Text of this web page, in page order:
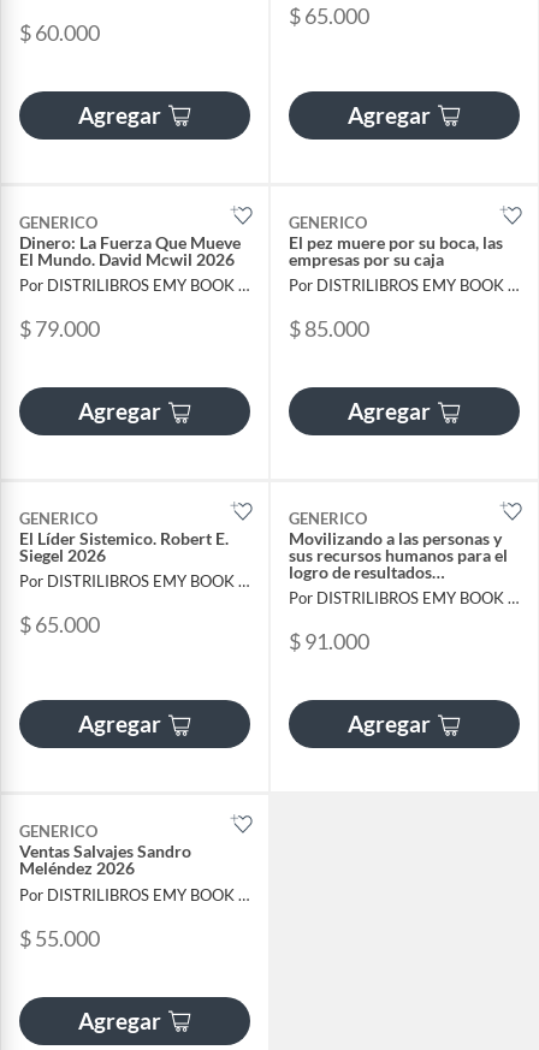
$ 60.000
Agregar
$ 65.000
Agregar
GENERICO
Dinero: La Fuerza Que Mueve
El Mundo. David Mcwil 2026
Por DISTRILIBROS EMY BOOK SAS
$ 79.000
Agregar
GENERICO
El pez muere por su boca, las
empresas por su caja
Por DISTRILIBROS EMY BOOK SAS
$ 85.000
Agregar
GENERICO
El Líder Sistemico. Robert E.
Siegel 2026
Por DISTRILIBROS EMY BOOK SAS
$ 65.000
Agregar
GENERICO
Movilizando a las personas y
sus recursos humanos para el
logro de resultados
empresariales
Por DISTRILIBROS EMY BOOK SAS
$ 91.000
Agregar
GENERICO
Ventas Salvajes Sandro
Meléndez 2026
Por DISTRILIBROS EMY BOOK SAS
$ 55.000
Agregar